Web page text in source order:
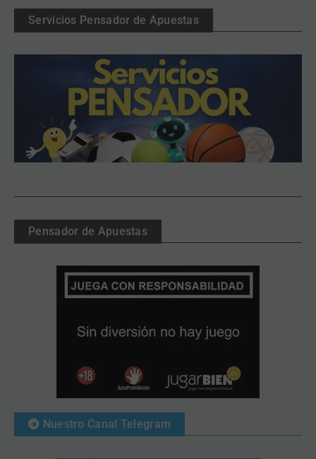
Servicios Pensador de Apuestas
Pensador de Apuestas
Nuestro Canal Telegram